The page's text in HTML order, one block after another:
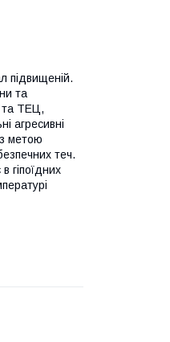
підвищеній.
та
та ТЕЦ,
агресивні
метою
теч.
гіпоїдних